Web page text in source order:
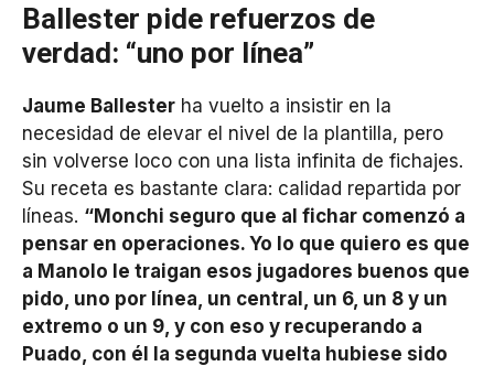
Ballester pide refuerzos de
verdad: “uno por línea”
Jaume Ballester ha vuelto a insistir en la
necesidad de elevar el nivel de la plantilla, pero
sin volverse loco con una lista infinita de fichajes.
Su receta es bastante clara: calidad repartida por
líneas. “Monchi seguro que al fichar comenzó a
pensar en operaciones. Yo lo que quiero es que
a Manolo le traigan esos jugadores buenos que
pido, uno por línea, un central, un 6, un 8 y un
extremo o un 9, y con eso y recuperando a
Puado, con él la segunda vuelta hubiese sido